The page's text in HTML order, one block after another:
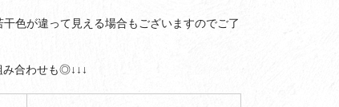
色が違って見える場合もございますのでご了
み合わせも◎↓↓↓